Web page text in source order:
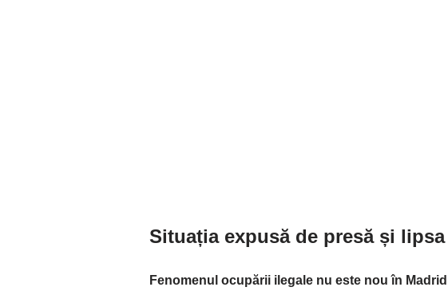
Situația expusă de presă și
Fenomenul ocupării ilegale nu este nou în Madrid